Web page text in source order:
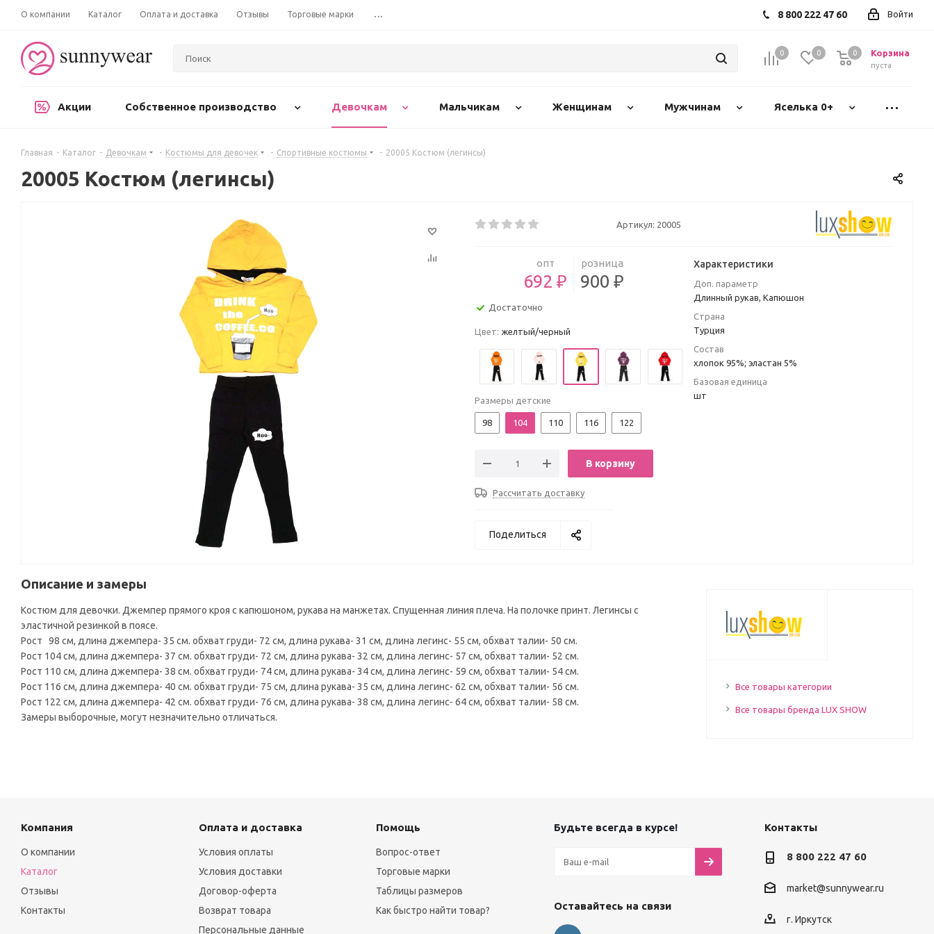
О компании Каталог Оплата и доставка Отзывы Торговые марки ... Войти
8 800 222 47 60
0 0 Корзина
пуста
0
Акции Собственное производство Девочкам Мальчикам Женщинам Мужчинам Яселька 0+
Главная - Каталог - Девочкам - Костюмы для девочек - Спортивные костюмы - 20005 Костюм (легинсы)
20005 Костюм (легинсы)
Артикул: 20005
опт
692 ₽
розница
900 ₽
Достаточно
Цвет: желтый/черный
Размеры детские
98 104 110 116 122
В корзину
Рассчитать доставку
Характеристики
Доп. параметр
Длинный рукав, Капюшон
Страна
Турция
Состав
хлопок 95%; эластан 5%
Базовая единица
шт
Поделиться
Описание и замеры
Костюм для девочки. Джемпер прямого кроя с капюшоном, рукава на манжетах. Спущенная линия плеча. На полочке принт. Легинсы с
эластичной резинкой в поясе.
Рост 98 см, длина джемпера- 35 см. обхват груди- 72 см, длина рукава- 31 см, длина легинс- 55 см, обхват талии- 50 см.
Рост 104 см, длина джемпера- 37 см. обхват груди- 72 см, длина рукава- 32 см, длина легинс- 57 см, обхват талии- 52 см.
Рост 110 см, длина джемпера- 38 см. обхват груди- 74 см, длина рукава- 34 см, длина легинс- 59 см, обхват талии- 54 см.
Рост 116 см, длина джемпера- 40 см. обхват груди- 75 см, длина рукава- 35 см, длина легинс- 62 см, обхват талии- 56 см.
Рост 122 см, длина джемпера- 42 см. обхват груди- 76 см, длина рукава- 38 см, длина легинс- 64 см, обхват талии- 58 см.
Замеры выборочные, могут незначительно отличаться.
Все товары категории
Все товары бренда LUX SHOW
Компания
О компании
Каталог
Отзывы
Контакты
Оплата и доставка
Условия оплаты
Условия доставки
Договор-оферта
Возврат товара
Персональные данные
Помощь
Вопрос-ответ
Торговые марки
Таблицы размеров
Как быстро найти товар?
Будьте всегда в курсе!
Оставайтесь на связи
Контакты
8 800 222 47 60
market@sunnywear.ru
г. Иркутск